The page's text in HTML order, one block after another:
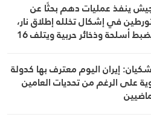
ينفذ عمليات دهم بحثًا عن
في إشكال تخلله إطلاق نار،
ويضبط أسلحة وذخائر حربية ويتلف 16
إيران اليوم معترف بها كدولة
على الرغم من تحديات العامين